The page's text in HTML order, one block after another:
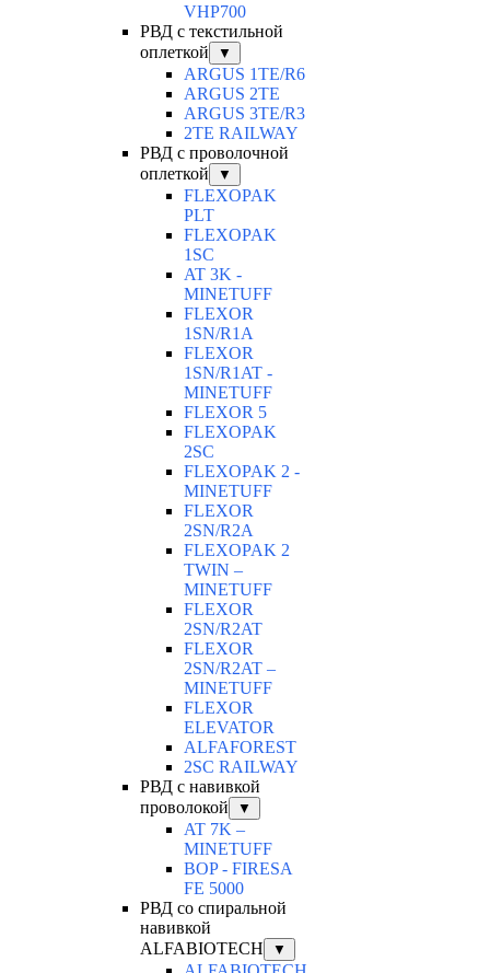
VHP700
РВД с текстильной
оплеткой
▼
ARGUS 1TE/R6
ARGUS 2TЕ
ARGUS 3TE/R3
2TE RAILWAY
РВД с проволочной
оплеткой
▼
FLEXOPAK
PLT
FLEXOPAK
1SС
AT 3K -
MINETUFF
FLEXOR
1SN/R1A
FLEXOR
1SN/R1AT -
MINETUFF
FLEXOR 5
FLEXOPAK
2SС
FLEXOPAK 2 -
MINETUFF
FLEXOR
2SN/R2A
FLEXOPAK 2
TWIN –
MINETUFF
FLEXOR
2SN/R2AT
FLEXOR
2SN/R2AT –
MINETUFF
FLEXOR
ELEVATOR
ALFAFOREST
2SC RAILWAY
РВД с навивкой
проволокой
▼
AT 7K –
MINETUFF
BOP - FIRESA
FE 5000
РВД со спиральной
навивкой
ALFABIOTECH
▼